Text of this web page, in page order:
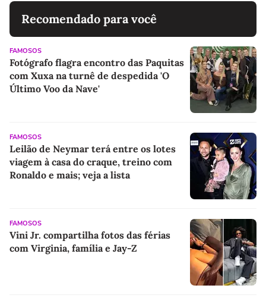
Recomendado para você
FAMOSOS
Fotógrafo flagra encontro das Paquitas
com Xuxa na turnê de despedida 'O
Último Voo da Nave'
FAMOSOS
Leilão de Neymar terá entre os lotes
viagem à casa do craque, treino com
Ronaldo e mais; veja a lista
FAMOSOS
Vini Jr. compartilha fotos das férias
com Virginia, família e Jay-Z